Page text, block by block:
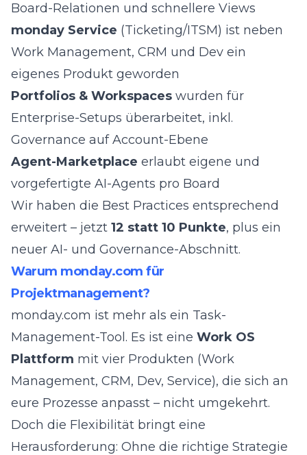
Board-Relationen und schnellere Views
monday Service (Ticketing/ITSM) ist neben
Work Management, CRM und Dev ein
eigenes Produkt geworden
Portfolios & Workspaces wurden für
Enterprise-Setups überarbeitet, inkl.
Governance auf Account-Ebene
Agent-Marketplace erlaubt eigene und
vorgefertigte AI-Agents pro Board
Wir haben die Best Practices entsprechend
erweitert – jetzt 12 statt 10 Punkte, plus ein
neuer AI- und Governance-Abschnitt.
Warum monday.com für
Projektmanagement?
monday.com ist mehr als ein Task-
Management-Tool. Es ist eine Work OS
Plattform mit vier Produkten (Work
Management, CRM, Dev, Service), die sich an
eure Prozesse anpasst – nicht umgekehrt.
Doch die Flexibilität bringt eine
Herausforderung: Ohne die richtige Strategie